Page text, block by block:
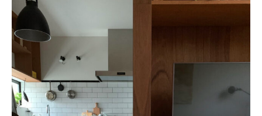
暮らし
カテゴリー一覧